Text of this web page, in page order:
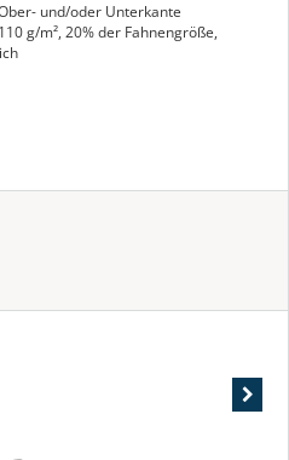
und/oder Unterkante
g/m², 20% der Fahnengröße,